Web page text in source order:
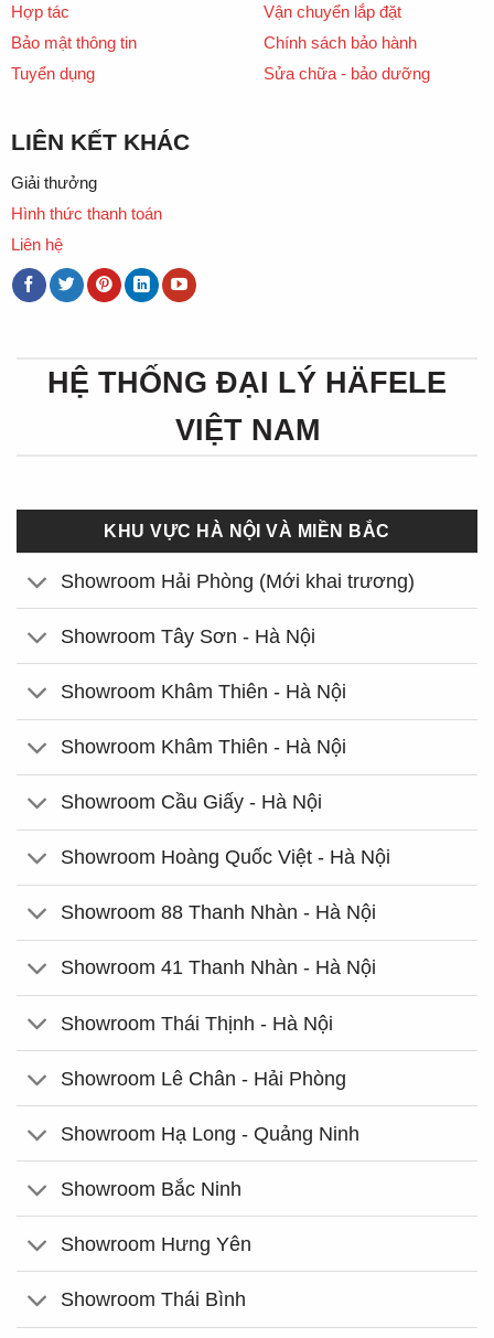
Hợp tác
Bảo mật thông tin
Tuyển dụng
Vận chuyển lắp đặt
Chính sách bảo hành
Sửa chữa - bảo dưỡng
LIÊN KẾT KHÁC
Giải thưởng
Hình thức thanh toán
Liên hệ
HỆ THỐNG ĐẠI LÝ HÄFELE
VIỆT NAM
KHU VỰC HÀ NỘI VÀ MIỀN BẮC
Showroom Hải Phòng (Mới khai trương)
Showroom Tây Sơn - Hà Nội
Showroom Khâm Thiên - Hà Nội
Showroom Khâm Thiên - Hà Nội
Showroom Cầu Giấy - Hà Nội
Showroom Hoàng Quốc Việt - Hà Nội
Showroom 88 Thanh Nhàn - Hà Nội
Showroom 41 Thanh Nhàn - Hà Nội
Showroom Thái Thịnh - Hà Nội
Showroom Lê Chân - Hải Phòng
Showroom Hạ Long - Quảng Ninh
Showroom Bắc Ninh
Showroom Hưng Yên
Showroom Thái Bình